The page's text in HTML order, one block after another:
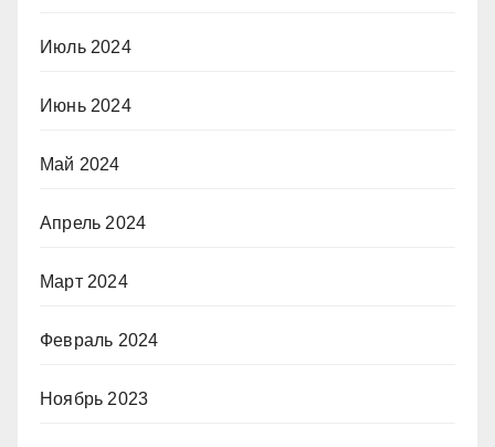
Июль 2024
Июнь 2024
Май 2024
Апрель 2024
Март 2024
Февраль 2024
Ноябрь 2023